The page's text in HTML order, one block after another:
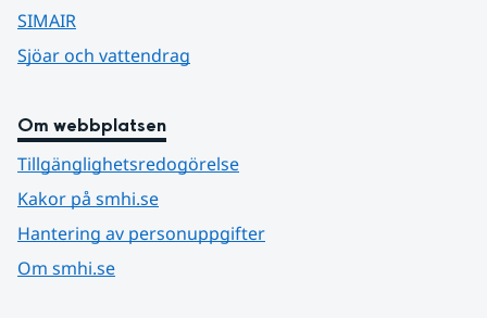
SIMAIR
Sjöar och vattendrag
Om webbplatsen
Tillgänglighetsredogörelse
Kakor på smhi.se
Hantering av personuppgifter
Om smhi.se